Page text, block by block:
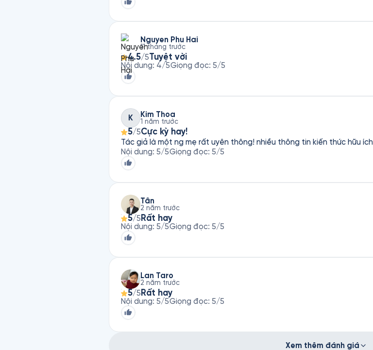
Nguyen Phu Hai
11 tháng trước
4.5/5Tuyệt vời
Nội dung: 4/5Giọng đọc: 5/5
K Kim Thoa
1 năm trước
5/5Cực kỳ hay!
Tác giả là một ng mẹ rất uyên thông! nhiều thông tin kiến thức hữu ích
Nội dung: 5/5Giọng đọc: 5/5
Tân
2 năm trước
5/5 Rất hay
Nội dung: 5/5Giọng đọc: 5/5
Lan Taro
2 năm trước
5/5 Rất hay
Nội dung: 5/5Giọng đọc: 5/5
Xem thêm đánh giá